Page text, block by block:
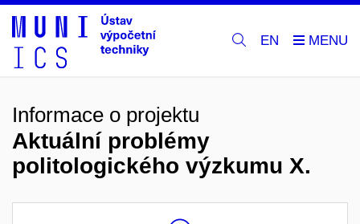
EN
Informace o projektu
Aktuální problémy
politologického výzkumu X.